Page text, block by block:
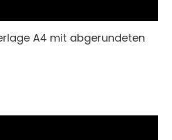
A4 mit abgerundeten